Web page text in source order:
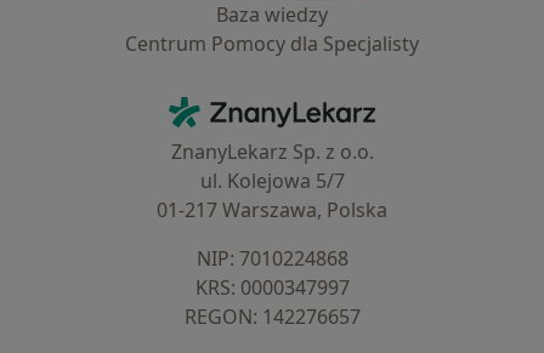
Baza wiedzy
Centrum Pomocy dla Specjalisty
ZnanyLekarz - Strona główna
ZnanyLekarz Sp. z o.o.
ul. Kolejowa 5/7
01-217 Warszawa, Polska
NIP: ⁠7010224868
KRS: ⁠0000347997
REGON: ⁠142276657